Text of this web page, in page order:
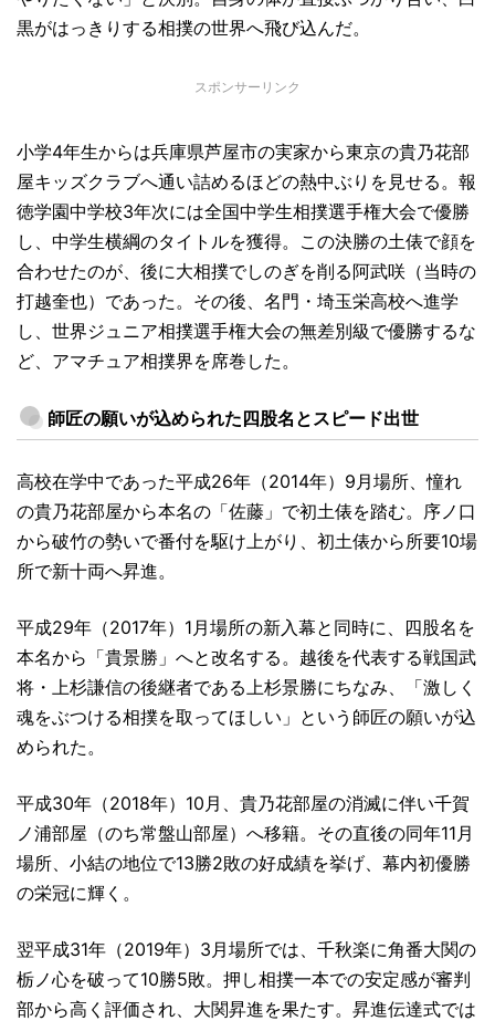
黒がはっきりする相撲の世界へ飛び込んだ。
スポンサーリンク
小学4年生からは兵庫県芦屋市の実家から東京の貴乃花部
屋キッズクラブへ通い詰めるほどの熱中ぶりを見せる。報
徳学園中学校3年次には全国中学生相撲選手権大会で優勝
し、中学生横綱のタイトルを獲得。この決勝の土俵で顔を
合わせたのが、後に大相撲でしのぎを削る阿武咲（当時の
打越奎也）であった。その後、名門・埼玉栄高校へ進学
し、世界ジュニア相撲選手権大会の無差別級で優勝するな
ど、アマチュア相撲界を席巻した。
師匠の願いが込められた四股名とスピード出世
高校在学中であった平成26年（2014年）9月場所、憧れ
の貴乃花部屋から本名の「佐藤」で初土俵を踏む。序ノ口
から破竹の勢いで番付を駆け上がり、初土俵から所要10場
所で新十両へ昇進。
平成29年（2017年）1月場所の新入幕と同時に、四股名を
本名から「貴景勝」へと改名する。越後を代表する戦国武
将・上杉謙信の後継者である上杉景勝にちなみ、「激しく
魂をぶつける相撲を取ってほしい」という師匠の願いが込
められた。
平成30年（2018年）10月、貴乃花部屋の消滅に伴い千賀
ノ浦部屋（のち常盤山部屋）へ移籍。その直後の同年11月
場所、小結の地位で13勝2敗の好成績を挙げ、幕内初優勝
の栄冠に輝く。
翌平成31年（2019年）3月場所では、千秋楽に角番大関の
栃ノ心を破って10勝5敗。押し相撲一本での安定感が審判
部から高く評価され、大関昇進を果たす。昇進伝達式では